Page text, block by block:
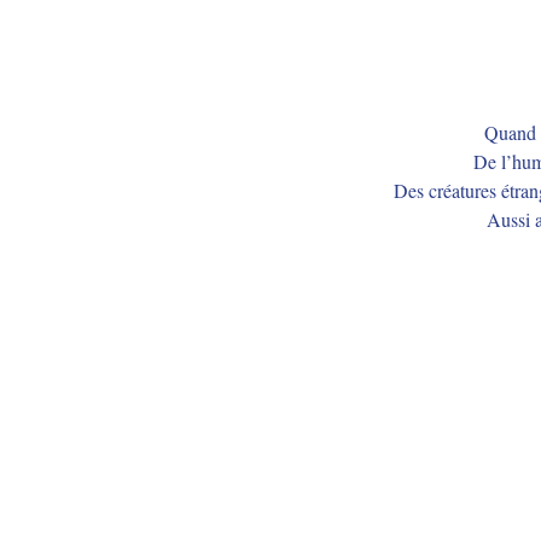
Quand
De
Des créatures
Aussi